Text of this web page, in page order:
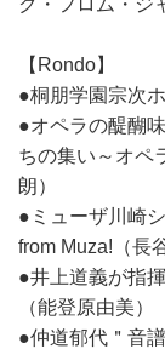
ク・フロム・ジ
【Rondo】
●桐朋学園宗次
●オペラの醍醐
ちの集い～オペ
朗）
●ミューザ川崎
from Muza!（長
●井上道義が指
（能登原由美）
●仲道郁代＂音